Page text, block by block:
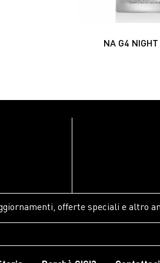
NA G4 NIGHT
offerte speciali e altro